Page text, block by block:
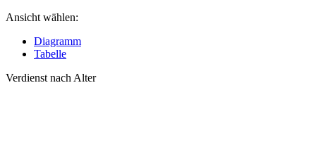
Ansicht wählen:
Diagramm
Tabelle
Verdienst nach Alter